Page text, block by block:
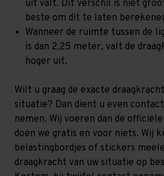
uit valt. Dit verschil is niet
beste om dit te laten
Wanneer de ruimte tussen de
is dan 2,25 meter, valt de
hoger uit.
Wilt u graag de exacte
situatie? Dan dient u even
nemen. Wij voeren dan de
doen we gratis en voor niets. Wij
belastingbordjes of stickers
draagkracht van uw situatie op